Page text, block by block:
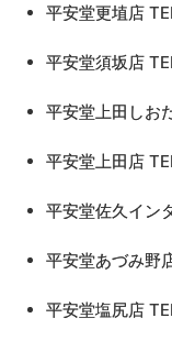
平安堂更埴店
平安堂須坂店
平安堂上田しお
平安堂上田店
平安堂佐久イン
平安堂あづみ野
平安堂塩尻店